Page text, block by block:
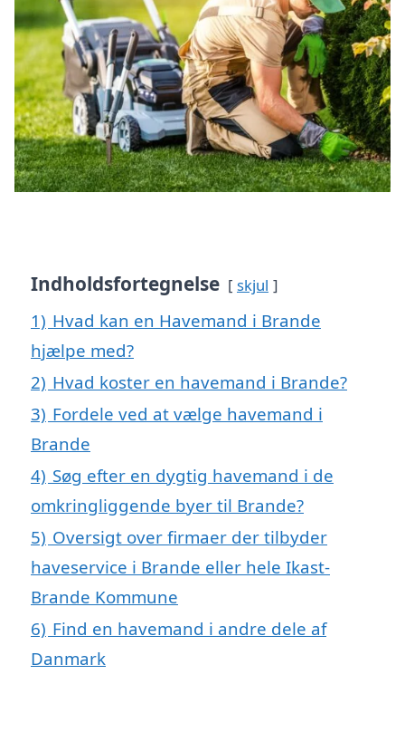
Indholdsfortegnelse skjul
1) Hvad kan en Havemand i Brande
hjælpe med?
2) Hvad koster en havemand i Brande?
3) Fordele ved at vælge havemand i
Brande
4) Søg efter en dygtig havemand i de
omkringliggende byer til Brande?
5) Oversigt over firmaer der tilbyder
haveservice i Brande eller hele Ikast-
Brande Kommune
6) Find en havemand i andre dele af
Danmark